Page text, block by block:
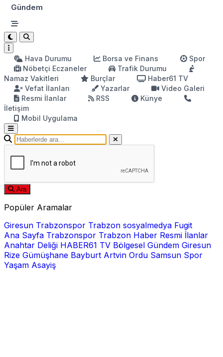
Gündem
Hava Durumu Borsa ve Finans
Spor
Nöbetçi Eczaneler
Trafik Durumu
Namaz Vakitleri
Burçlar
Haber61 TV
Vefat İlanları
Yazarlar
Video Galeri
Resmi İlanlar
RSS
Künye
İletişim
Mobil Uygulama
Ara
Popüler Aramalar
Giresun Trabzonspor Trabzon sosyalmedya Fugit
Ana Sayfa Trabzonspor Trabzon Haber Resmi İlanlar
Anahtar Deliği HABER61 TV Bölgesel Gündem Giresun
Rize Gümüşhane Bayburt Artvin Ordu Samsun Spor
Yaşam Asayiş